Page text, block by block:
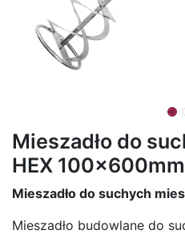
Mieszadło do
HEX 100x600mm
Mieszadło do suchych
Mieszadło budowlane do